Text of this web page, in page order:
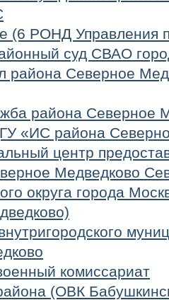
(6 РОНД
суд СВАО
района Северное
района Северное
«ИС района
центр
Медведково
округа города
комиссариат
(ОВК